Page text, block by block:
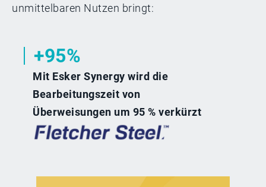
unmittelbaren Nutzen bringt:
+95%
Mit Esker Synergy wird die
Bearbeitungszeit von
Überweisungen um 95 % verkürzt